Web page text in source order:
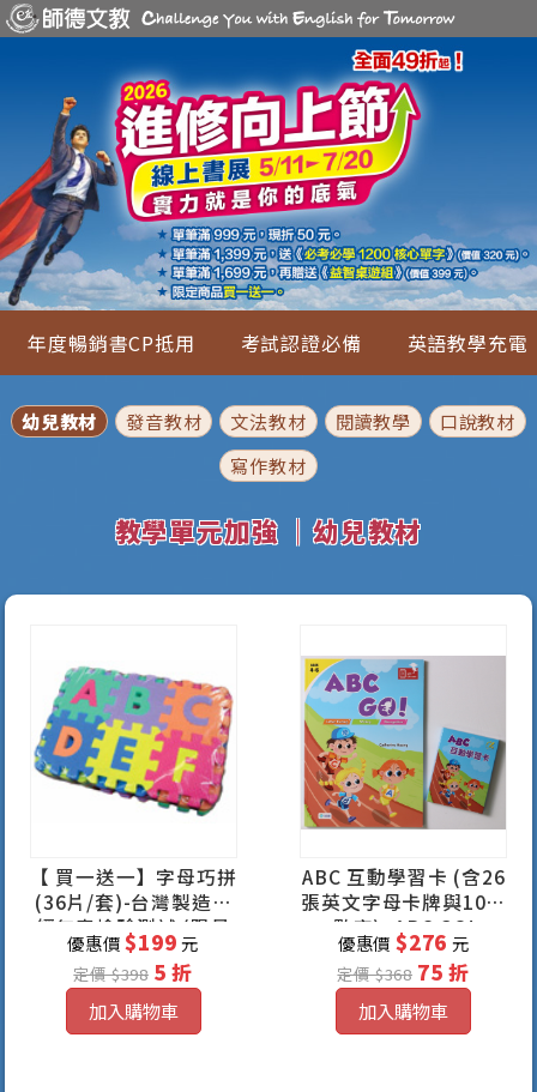
年度暢銷書CP抵用 考試認證必備 英語教學充電
幼兒教材 發音教材 文法教材 閱讀教學
口說教材
寫作教材
教學單元加強 ｜幼兒教材
【 買一送一】字母巧拼
(36片/套)-台灣製造，
經無毒檢驗測試 (限量
10套)
優惠價$199元
定價 $398 5 折
加入購物車
ABC 互動學習卡 (含26
張英文字母卡牌與10張
數字)+ABC GO!
優惠價 $276 元
定價 $368 75 折
加入購物車